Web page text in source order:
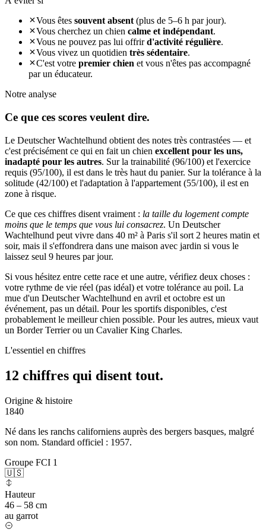
Vous êtes souvent absent(plus de 5–6 h par jour).
Vous cherchez un chien calme et indépendant.
Vous ne pouvez pas lui offrird'activité régulière.
Vous vivez un quotidien très sédentaire.
C'est votre premier chien et vous n'êtes pas accompagné
par un éducateur.
Notre analyse
Ce que ces scores veulent dire.
Le Deutscher Wachtelhund obtient des notes très contrastées — et
c'est précisément ce qui en fait un chien excellent pour les uns,
inadapté pour les autres. Sur la trainabilité (96/100) et l'exercice
requis (95/100), il est dans le très haut du panier. Sur la tolérance à la
solitude (42/100) et l'adaptation à l'appartement (55/100), il est en
zone à risque.
Ce que ces chiffres disent vraiment : la taille du logement compte
moins que le temps que vous lui consacrez. Un Deutscher
Wachtelhund peut vivre dans 40 m² à Paris s'il sort 2 heures matin et
soir, mais il s'effondrera dans une maison avec jardin si vous le
laissez seul 9 heures par jour.
Si vous hésitez entre cette race et une autre, vérifiez deux choses :
votre rythme de vie réel (pas idéal) et votre tolérance au poil. La
mue d'un Deutscher Wachtelhund en avril et octobre est un
événement, pas un détail. Pour les sportifs disponibles, c'est
probablement le meilleur chien possible. Pour les autres, mieux vaut
un Border Terrier ou un Cavalier King Charles.
L'essentiel en chiffres
12 chiffres qui disent tout.
Origine & histoire
1840
Né dans les ranchs californiens auprès des bergers basques, malgré
son nom. Standard officiel : 1957.
Groupe FCI 1
🇺🇸
Hauteur
46 – 58 cm
au garrot